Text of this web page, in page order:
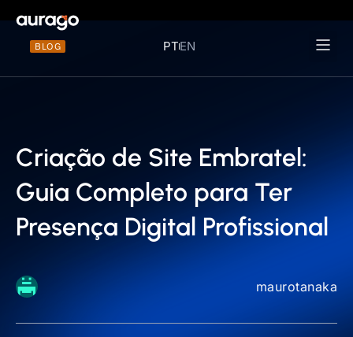
BLOG PTEN
Criação de Site Embratel:
Guia Completo para Ter
Presença Digital Profissional
maurotanaka